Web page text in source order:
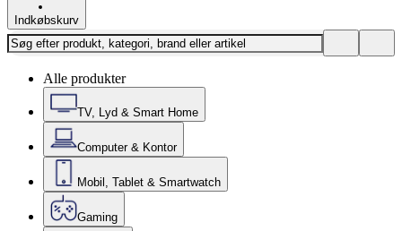
Indkøbskurv
Alle produkter
TV, Lyd & Smart Home
Computer & Kontor
Mobil, Tablet & Smartwatch
Gaming